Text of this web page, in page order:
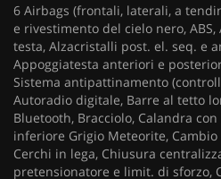
6 Airbags (frontali, laterali, a
e rivestimento del cielo nero,
testa, Alzacristalli post. el. seq. e
Appoggiatesta anteriori e
Sistema antipattinamento
Autoradio digitale, Barre al tetto
Bluetooth, Bracciolo, Calandra
inferiore Grigio Meteorite,
Cerchi in lega, Chiusura
pretensionatore e limit. di sforzo,